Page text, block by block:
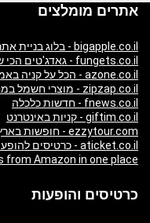
אתרים מומלצים
bigapple.co.il - בלוג בניית אתרים
fungets.co.il - גאדג'טים הכי שווים
azone.co.il - הכל על קניה באמזון
zipzap.co.il - מוצרי חשמל במחירים הגיוניים
fnews.co.il - חדשות כלכלה
giftim.co.il - קניות באינטרנט
ezzytour.com - חופשות בארץ ובעולם
aticket.co.il - כרטיסים להופעות
from Amazon in one place
כרטיסים והופעות